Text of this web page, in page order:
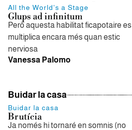
All the World's a Stage
Glups ad infinitum
Però aquesta habilitat ficapotaire es
multiplica encara més quan estic
nerviosa
Vanessa Palomo
Buidar la casa
Buidar la casa
Brutícia
Ja només hi tornaré en somnis (no